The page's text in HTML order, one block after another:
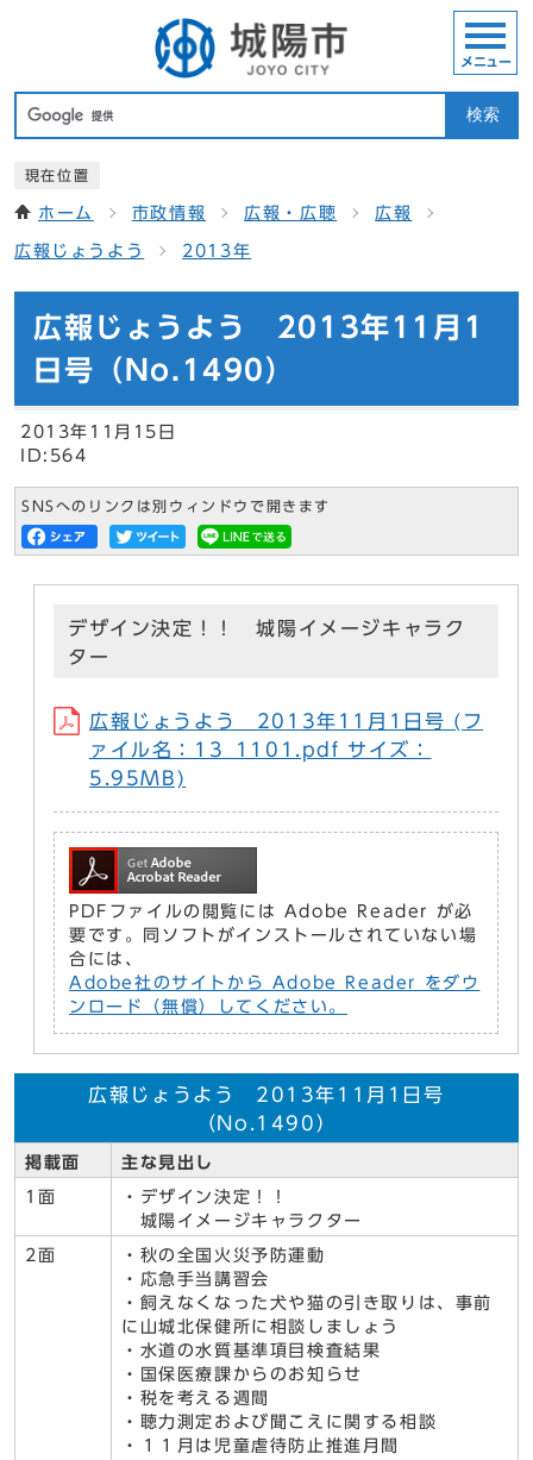
検索
メニュー
現在位置
ホーム 市政情報 広報・広聴 広報
広報じょうよう 2013年
広報じょうよう 2013年11月1
日号（No.1490）
2013年11月15日
ID:564
SNSへのリンクは別ウィンドウで開きます
デザイン決定！！ 城陽イメージキャラク
ター
広報じょうよう 2013年11月1日号 (フ
ァイル名：13_1101.pdf サイズ：
5.95MB)
PDFファイルの閲覧には Adobe Reader が必
要です。同ソフトがインストールされていない場
合には、
Adobe社のサイトから Adobe Reader をダウ
ンロード（無償）してください。
広報じょうよう 2013年11月1日号
（No.1490）
掲載面 主な見出し
1面
・デザイン決定！！
城陽イメージキャラクター
2面
・秋の全国火災予防運動
・応急手当講習会
・飼えなくなった犬や猫の引き取りは、事前
に山城北保健所に相談しましょう
・水道の水質基準項目検査結果
・国保医療課からのお知らせ
・税を考える週間
・聴力測定および聞こえに関する相談
・１１月は児童虐待防止推進月間